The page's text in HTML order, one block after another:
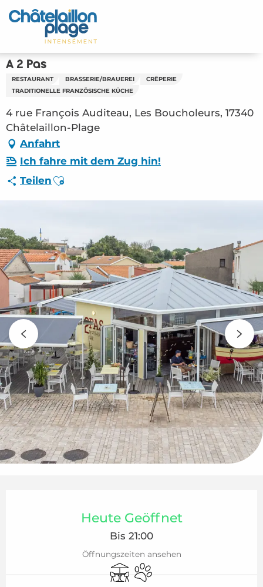
Aller
au
principal
Startseite - DE
Entdecken Sie
Aktivitäten
Zu leben
Treffpunkt
Ihr Aufenthalt - DE
RES – A 2 Pas (Châtelaillon-Plage) #2808106
A 2 Pas
RESTAURANT BRASSERIE/BRAUEREI
CRÊPERIE
TRADITIONELLE FRANZÖSISCHE KÜCHE
4 rue François Auditeau, Les Boucholeurs, 17340
Châtelaillon-Plage
Anfahrt
Ich fahre mit dem Zug hin!
Teilen Ajouter aux favoris
Heute Geöffnet
Bis 21:00
Öffnungszeiten ansehen
TerrasseTiere erlaubt